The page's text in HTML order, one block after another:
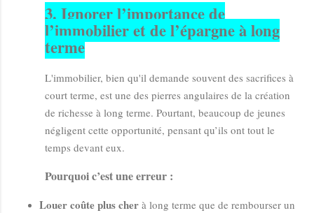
3. Ignorer l’importance de
l’immobilier et de l’épargne à long
terme
L'immobilier, bien qu'il demande souvent des sacrifices à
court terme, est une des pierres angulaires de la création
de richesse à long terme. Pourtant, beaucoup de jeunes
négligent cette opportunité, pensant qu’ils ont tout le
temps devant eux.
Pourquoi c’est une erreur :
Louer coûte plus cher à long terme que de rembourser un